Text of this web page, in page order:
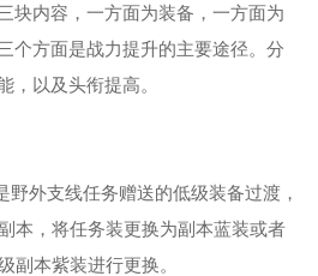
块内容，一方面为装备，一方面为
个方面是战力提升的主要途径。分
，以及头衔提高。
野外支线任务赠送的低级装备过渡，
本，将任务装更换为副本蓝装或者
副本紫装进行更换。